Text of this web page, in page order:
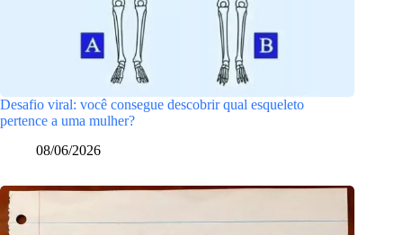
Desafio viral: você consegue descobrir qual esqueleto
pertence a uma mulher?
08/06/2026